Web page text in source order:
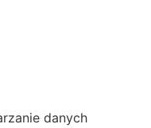
danych